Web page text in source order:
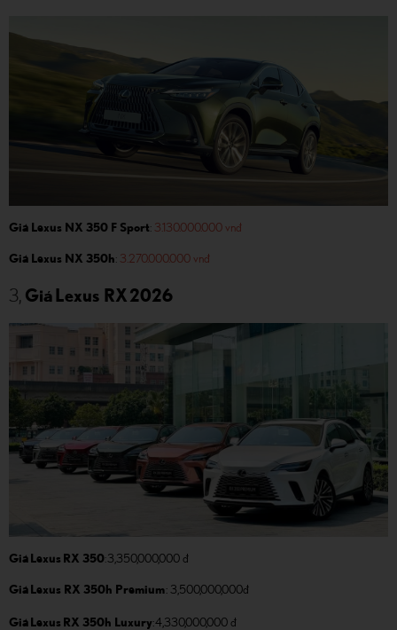
Giá Lexus NX 350 F Sport: 3.130.000.000 vnđ
Giá Lexus NX 350h: 3.270.000.000 vnđ
3, Giá Lexus RX 2026
Giá Lexus RX 350:3,350,000,000 đ
Giá Lexus RX 350h Premium: 3,500,000,000đ
Giá Lexus RX 350h Luxury:4,330,000,000 đ